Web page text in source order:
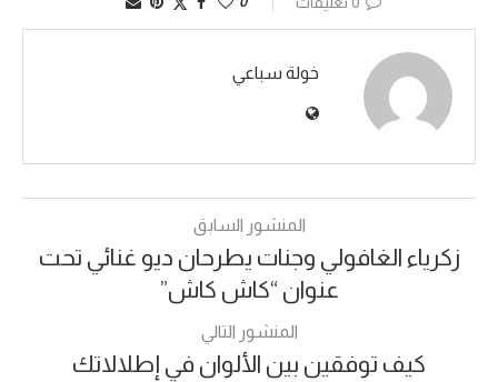
خولة سباعي
المنشور السابق
زكرياء الغافولي وجنات يطرحان ديو غنائي تحت
عنوان “كاش كاش”
المنشور التالي
كيف توفقين بين الألوان في إطلالاتك